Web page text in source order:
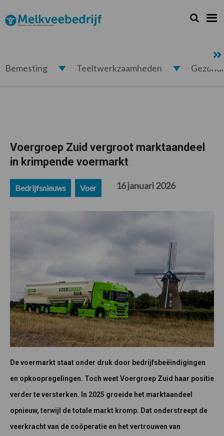
de
hoofdnavigatie
de
hoofd
de
eerste
de
voettekst
Melkveebedrijf.nl Zoeken...
Zoek
Bemesting Teeltwerkzaamheden
Voergroep Zuid vergroot marktaandeel
in krimpende voermarkt
Bedrijfsnieuws Voer 16 januari 2026
De voermarkt staat onder druk door bedrijfsbeëindigingen
en opkoopregelingen. Toch weet Voergroep Zuid haar positie
verder te versterken. In 2025 groeide het marktaandeel
opnieuw, terwijl de totale markt kromp. Dat onderstreept de
veerkracht van de coöperatie en het vertrouwen van